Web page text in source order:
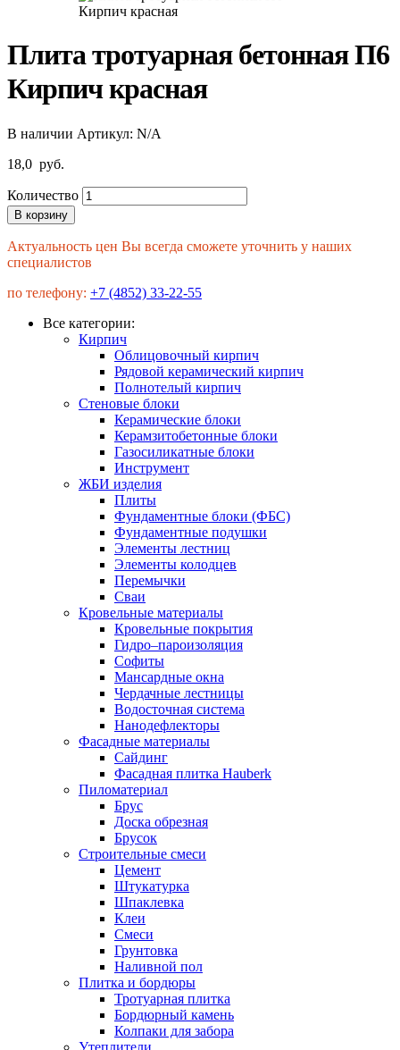
Плита тротуарная бетонная П6
Кирпич красная
В наличии Артикул: N/A
18,0 руб.
Количество
В корзину
Актуальность цен Вы всегда сможете уточнить у наших
специалистов
по телефону: +7 (4852) 33-22-55
Все категории:
Кирпич
Облицовочный кирпич
Рядовой керамический кирпич
Полнотелый кирпич
Стеновые блоки
Керамические блоки
Керамзитобетонные блоки
Газосиликатные блоки
Инструмент
ЖБИ изделия
Плиты
Фундаментные блоки (ФБС)
Фундаментные подушки
Элементы лестниц
Элементы колодцев
Перемычки
Сваи
Кровельные материалы
Кровельные покрытия
Гидро–пароизоляция
Софиты
Мансардные окна
Чердачные лестницы
Водосточная система
Нанодефлекторы
Фасадные материалы
Сайдинг
Фасадная плитка Hauberk
Пиломатериал
Брус
Доска обрезная
Брусок
Строительные смеси
Цемент
Штукатурка
Шпаклевка
Клеи
Смеси
Грунтовка
Наливной пол
Плитка и бордюры
Тротуарная плитка
Бордюрный камень
Колпаки для забора
Утеплители